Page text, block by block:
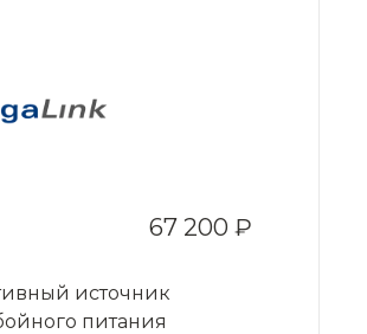
67 200 ₽
источник
питания